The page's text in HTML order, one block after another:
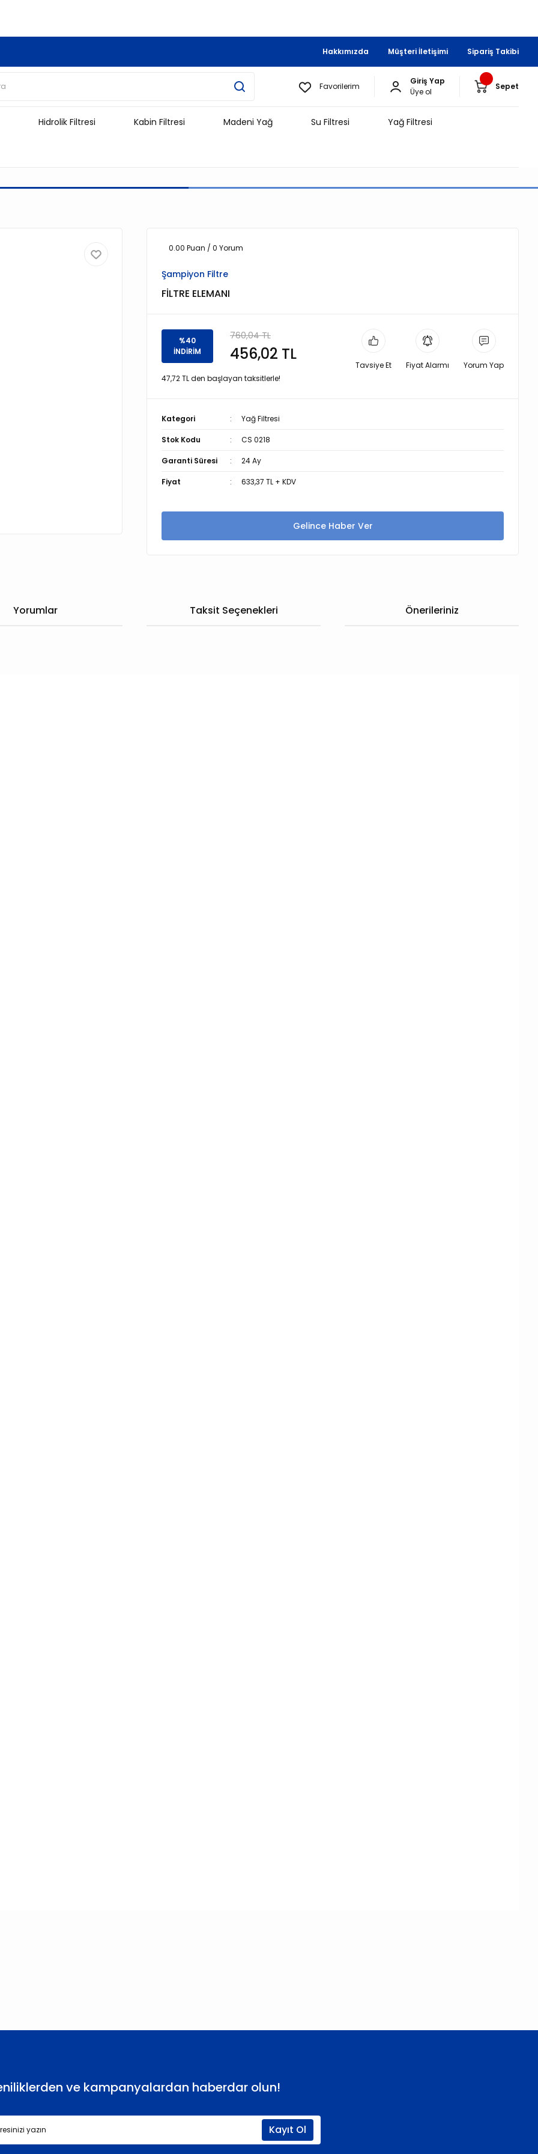
Hakkımızda Müşteri İletişimi Sipariş Takibi
Favorilerim
Giriş Yap
Üye ol
Sepet
Hidrolik Filtresi Kabin Filtresi Madeni Yağ Su Filtresi Yağ Filtresi
0.00 Puan / 0 Yorum
Şampiyon Filtre
FİLTRE ELEMANI
%40
İNDİRİM
760,04 TL
456,02 TL
47,72 TL den başlayan taksitlerle!
Tavsiye Et Fiyat Alarmı Yorum Yap
Kategori Yağ Filtresi
Stok Kodu CS 0218
Garanti Süresi 24 Ay
Fiyat 633,37 TL + KDV
Gelince Haber Ver
Yorumlar Taksit Seçenekleri Önerileriniz
Gönder
ve kampanyalardan haberdar olun!
Kayıt Ol